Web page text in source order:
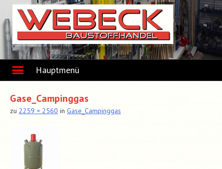
content
Hauptmenü
Gase_Campinggas
zu 2259 × 2560 in Gase_Campinggas